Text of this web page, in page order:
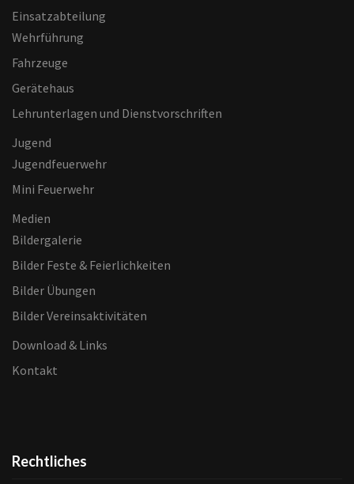
Einsatzabteilung
Wehrführung
Fahrzeuge
Gerätehaus
Lehrunterlagen und Dienstvorschriften
Jugend
Jugendfeuerwehr
Mini Feuerwehr
Medien
Bildergalerie
Bilder Feste & Feierlichkeiten
Bilder Übungen
Bilder Vereinsaktivitäten
Download & Links
Kontakt
Rechtliches